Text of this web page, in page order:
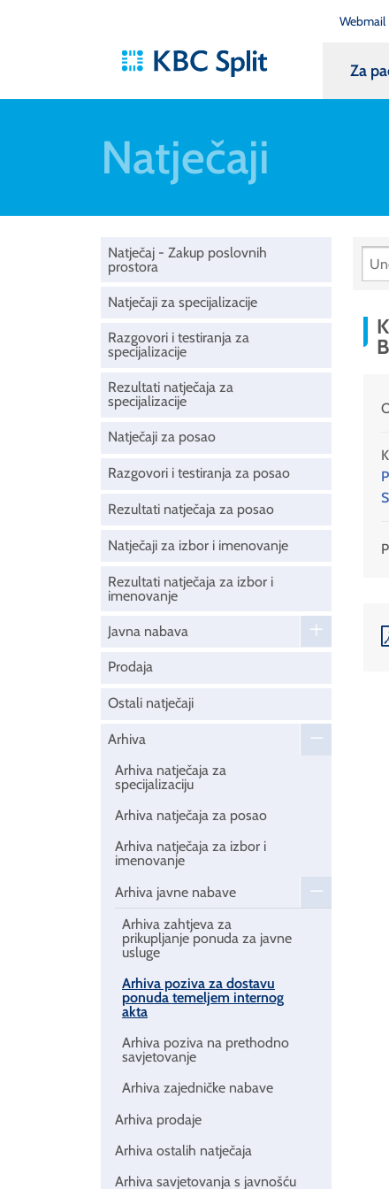
Webmail
Za
Natječaji
Natječaj - Zakup poslovnih
prostora
Natječaji za specijalizacije
Razgovori i testiranja za
specijalizacije
Rezultati natječaja za
specijalizacije
Natječaji za posao
Razgovori i testiranja za posao
Rezultati natječaja za posao
Natječaji za izbor i imenovanje
Rezultati natječaja za izbor i
imenovanje
Javna nabava
Prodaja
Ostali natječaji
Arhiva
Arhiva natječaja za
specijalizaciju
Arhiva natječaja za posao
Arhiva natječaja za izbor i
imenovanje
Arhiva javne nabave
Arhiva zahtjeva za
prikupljanje ponuda za javne
usluge
Arhiva poziva za dostavu
ponuda temeljem internog
akta
Arhiva poziva na prethodno
savjetovanje
Arhiva zajedničke nabave
Arhiva prodaje
Arhiva ostalih natječaja
Arhiva savjetovanja s javnošću